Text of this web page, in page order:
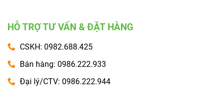
HỖ TRỢ TƯ VẤN & ĐẶT HÀNG
CSKH: 0982.688.425
Bán hàng: 0986.222.933
Đại lý/CTV: 0986.222.944